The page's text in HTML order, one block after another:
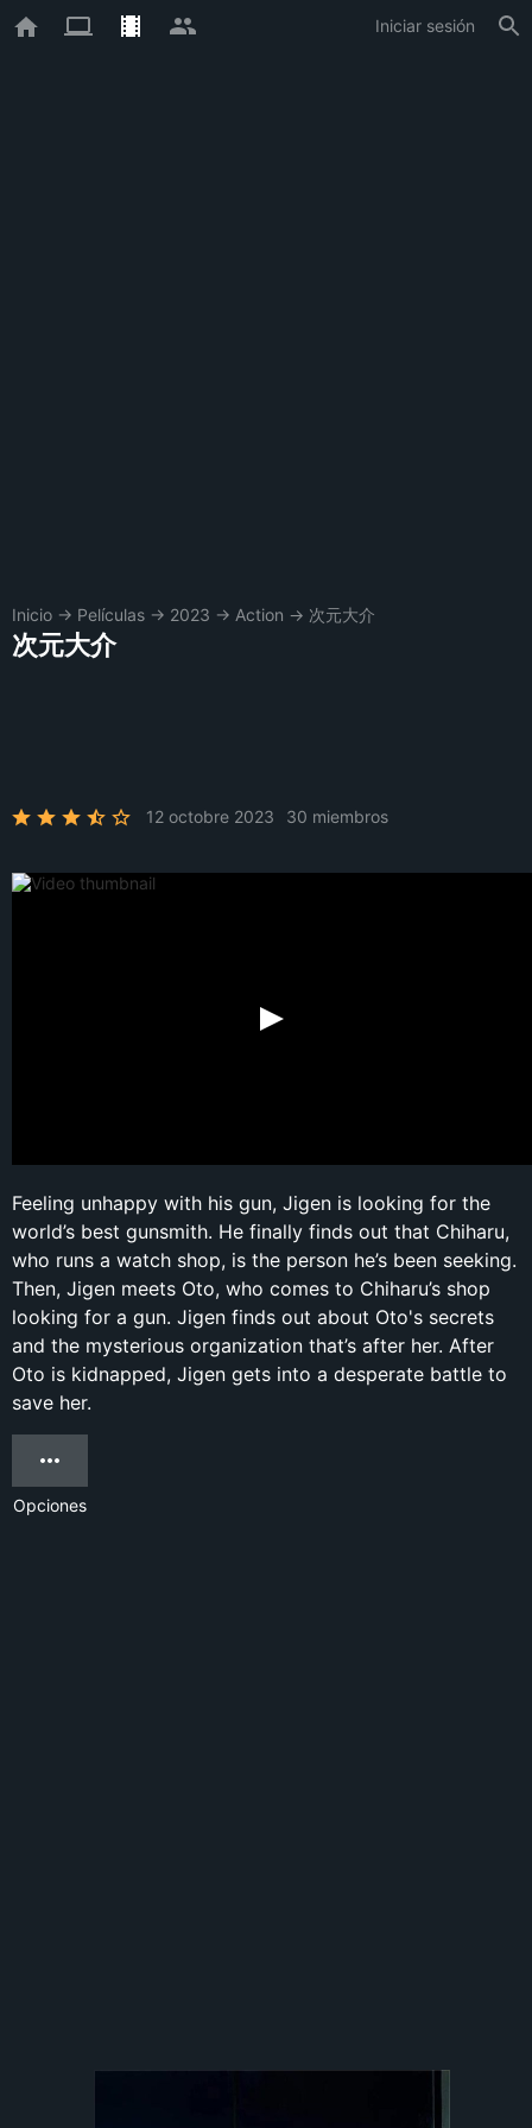
Iniciar sesión
Inicio → Películas → 2023 → Action → 次元大介
次元大介
12 octobre 2023 30 miembros
Feeling unhappy with his gun, Jigen is looking for the
world’s best gunsmith. He finally finds out that Chiharu,
who runs a watch shop, is the person he’s been seeking.
Then, Jigen meets Oto, who comes to Chiharu’s shop
looking for a gun. Jigen finds out about Oto's secrets
and the mysterious organization that’s after her. After
Oto is kidnapped, Jigen gets into a desperate battle to
save her.
Opciones